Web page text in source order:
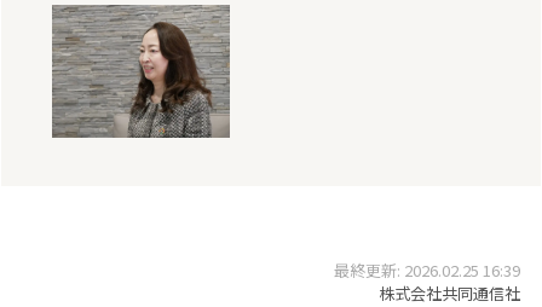
最終更新: 2026.02.25 16:39
株式会社共同通信社